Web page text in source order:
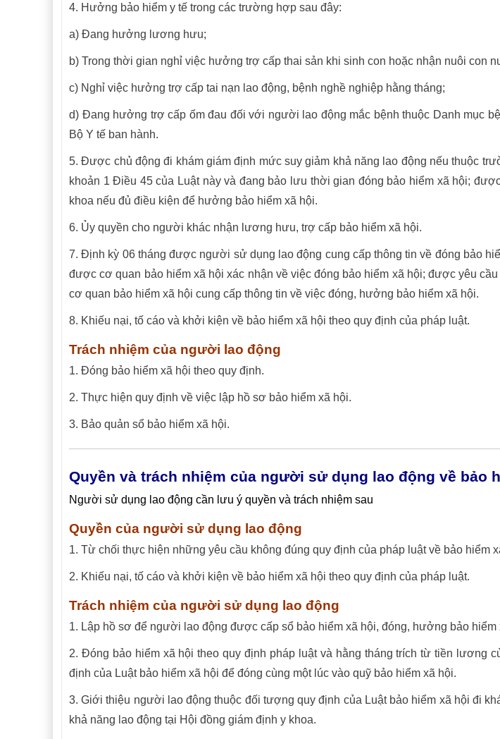
4. Hưởng bảo hiểm y tế trong các trường hợp sau đây:
a) Đang hưởng lương hưu;
b) Trong thời gian nghỉ việc hưởng trợ cấp thai sản khi sinh con hoặc nhận nuôi con
c) Nghỉ việc hưởng trợ cấp tai nạn lao động, bệnh nghề nghiệp hằng tháng;
d) Đang hưởng trợ cấp ốm đau đối với người lao động mắc bệnh thuộc Danh mục
Bộ Y tế ban hành.
5. Được chủ động đi khám giám định mức suy giảm khả năng lao động nếu thuộc
khoản 1 Điều 45 của Luật này và đang bảo lưu thời gian đóng bảo hiểm xã hội;
khoa nếu đủ điều kiện để hưởng bảo hiểm xã hội.
6. Ủy quyền cho người khác nhận lương hưu, trợ cấp bảo hiểm xã hội.
7. Định kỳ 06 tháng được người sử dụng lao động cung cấp thông tin về đóng bảo
được cơ quan bảo hiểm xã hội xác nhận về việc đóng bảo hiểm xã hội; được yêu
cơ quan bảo hiểm xã hội cung cấp thông tin về việc đóng, hưởng bảo hiểm xã hội.
8. Khiếu nại, tố cáo và khởi kiện về bảo hiểm xã hội theo quy định của pháp luật.
Trách nhiệm của người lao động
1. Đóng bảo hiểm xã hội theo quy định.
2. Thực hiện quy định về việc lập hồ sơ bảo hiểm xã hội.
3. Bảo quản sổ bảo hiểm xã hội.
Quyền và trách nhiệm của người sử dụng lao động về bảo
Người sử dụng lao động cần lưu ý quyền và trách nhiệm sau
Quyền của người sử dụng lao động
1. Từ chối thực hiện những yêu cầu không đúng quy định của pháp luật về bảo hiểm
2. Khiếu nại, tố cáo và khởi kiện về bảo hiểm xã hội theo quy định của pháp luật.
Trách nhiệm của người sử dụng lao động
1. Lập hồ sơ để người lao động được cấp sổ bảo hiểm xã hội, đóng, hưởng bảo hiểm
2. Đóng bảo hiểm xã hội theo quy định pháp luật và hằng tháng trích từ tiền lương
định của Luật bảo hiểm xã hội để đóng cùng một lúc vào quỹ bảo hiểm xã hội.
3. Giới thiệu người lao động thuộc đối tượng quy định của Luật bảo hiểm xã hội đi
khả năng lao động tại Hội đồng giám định y khoa.